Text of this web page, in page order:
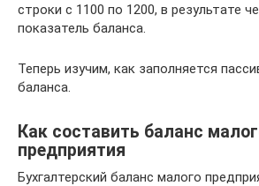
строки с 1100 по 1200, в результате
показатель баланса.
Теперь изучим, как заполняется
баланса.
Как составить баланс
предприятия
Бухгалтерский баланс малого